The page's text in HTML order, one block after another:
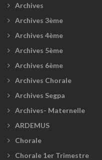
Archives
Archives 3ème
Archives 4ème
Archives 5ème
Archives 6ème
Archives Chorale
Archives Segpa
Archives- Maternelle
ARDEMUS
Chorale
Chorale 1er Trimestre